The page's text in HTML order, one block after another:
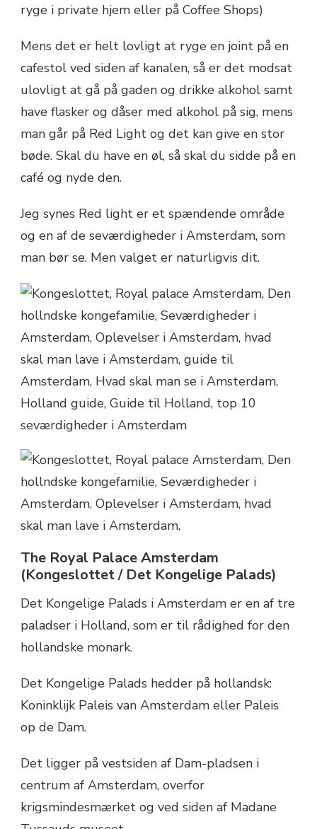
ryge i private hjem eller på Coffee Shops)
Mens det er helt lovligt at ryge en joint på en
cafestol ved siden af kanalen, så er det modsat
ulovligt at gå på gaden og drikke alkohol samt
have flasker og dåser med alkohol på sig, mens
man går på Red Light og det kan give en stor
bøde. Skal du have en øl, så skal du sidde på en
café og nyde den.
Jeg synes Red light er et spændende område
og en af de seværdigheder i Amsterdam, som
man bør se. Men valget er naturligvis dit.
The Royal Palace Amsterdam
(Kongeslottet / Det Kongelige Palads)
Det Kongelige Palads i Amsterdam er en af tre
paladser i Holland, som er til rådighed for den
hollandske monark.
Det Kongelige Palads hedder på hollandsk:
Koninklijk Paleis van Amsterdam eller Paleis
op de Dam.
Det ligger på vestsiden af Dam-pladsen i
centrum af Amsterdam, overfor
krigsmindesmærket og ved siden af Madane